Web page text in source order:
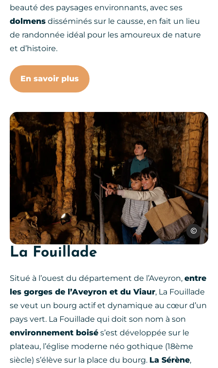
Julien
beauté des paysages environnants, avec ses
dolmens disséminés sur le causse, en fait un lieu
de randonnée idéal pour les amoureux de nature
et d’histoire.
En savoir plus
La Fouillade
Situé à l’ouest du département de l’Aveyron, entre
les gorges de l’Aveyron et du Viaur, La Fouillade
se veut un bourg actif et dynamique au cœur d’un
pays vert. La Fouillade qui doit son nom à son
environnement boisé s’est développée sur le
plateau, l’église moderne néo gothique (18ème
siècle) s’élève sur la place du bourg. La Sérène,